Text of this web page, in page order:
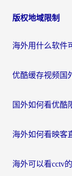
版权地域限制